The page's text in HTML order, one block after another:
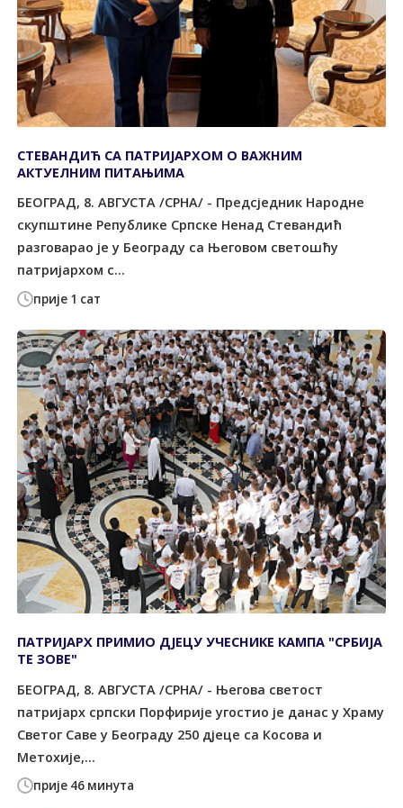
прије 1 сат
СТЕВАНДИЋ СА ПАТРИЈАРХОМ О ВАЖНИМ
АКТУЕЛНИМ ПИТАЊИМА
БЕОГРАД, 8. АВГУСТА /СРНА/ - Предсједник Народне
скупштине Републике Српске Ненад Стевандић
разговарао је у Београду са Његовом светошћу
патријархом с...
прије 46 минута
ПАТРИЈАРХ ПРИМИО ДЈЕЦУ УЧЕСНИКЕ КАМПА "СРБИЈА
ТЕ ЗОВЕ"
БЕОГРАД, 8. АВГУСТА /СРНА/ - Његова светост
патријарх српски Порфирије угостио је данас у Храму
Светог Саве у Београду 250 дјеце са Косова и
Метохије,...